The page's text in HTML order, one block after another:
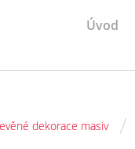
Úvod
dekorace masiv /